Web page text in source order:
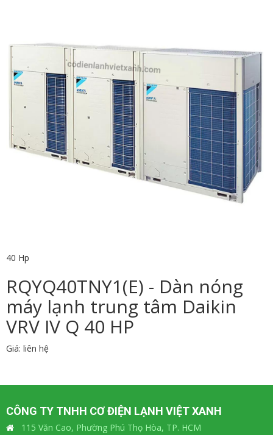
40 Hp
RQYQ40TNY1(E) - Dàn nóng
máy lạnh trung tâm Daikin
VRV IV Q 40 HP
Giá: liên hệ
CÔNG TY TNHH CƠ ĐIỆN LẠNH VIỆT XANH
115 Văn Cao, Phường Phú Thọ Hòa, TP. HCM